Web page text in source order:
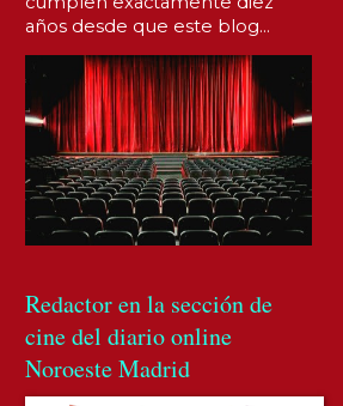
años desde que este blog...
Redactor en la sección de
cine del diario online
Noroeste Madrid